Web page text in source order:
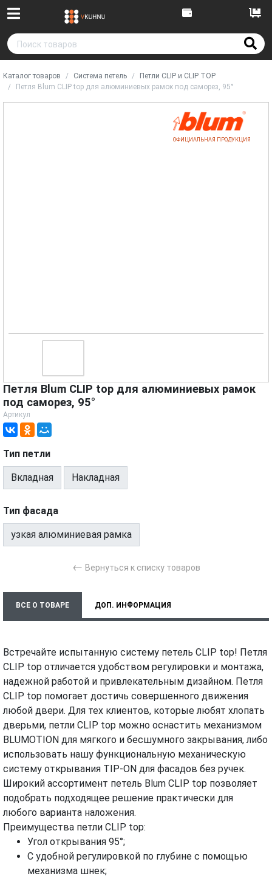
Каталог товаров Система петель
Петли CLIP и CLIP TOP
Петля Blum CLIP top для алюминиевых рамок под саморез, 95°
ОФИЦИАЛЬНАЯ ПРОДУКЦИЯ
Петля Blum CLIP top для алюминиевых рамок
под саморез, 95°
Артикул
Тип петли
Вкладная Накладная
Тип фасада
узкая алюминиевая рамка
← Вернуться к списку товаров
ВСЕ О ТОВАРЕ ДОП. ИНФОРМАЦИЯ
МОНТАЖ И УСТАНОВКА ВИДЕО
Встречайте испытанную систему петель CLIP top! Петля
CLIP top отличается удобством регулировки и монтажа,
надежной работой и привлекательным дизайном. Петля
CLIP top помогает достичь совершенного движения
любой двери. Для тех клиентов, которые любят хлопать
дверьми, петли CLIP top можно оснастить механизмом
BLUMOTION для мягкого и бесшумного закрывания, либо
использовать нашу функциональную механическую
систему открывания TIP-ON для фасадов без ручек.
Широкий ассортимент петель Blum CLIP top позволяет
подобрать подходящее решение практически для
любого варианта наложения.
Преимущества петли CLIP top:
Угол открывания 95°;
С удобной регулировкой по глубине с помощью
механизма шнек;